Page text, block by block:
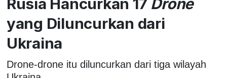
yang Diluncurkan dari
Ukraina
Drone-drone itu diluncurkan dari tiga wilayah